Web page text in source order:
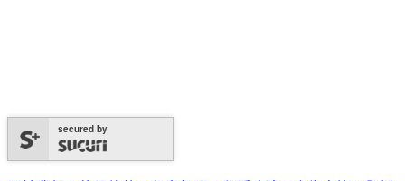
secured by